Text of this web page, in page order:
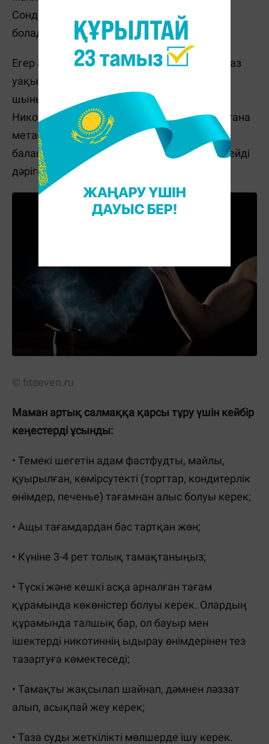
Сондықтан адам тәттілерге көбірек құмар
болады.
Егер артық салмақ қосқыңыз келмесе, біраз
уақыт тамақтан бас тартуға және дене
шынықтырумен айналысуға тура келеді.
Никотиннен екі жыл бас тартқаннан кейін ғана
метаболизм жылдамдығы мен дофамин
балансы бастапқы деңгейіне оралады", - дейді
дәрігер Евгения Манушина.
© fitseven.ru
Маман артық салмаққа қарсы тұру үшін кейбір
кеңестерді ұсынды:
• Темекі шегетін адам фастфудты, майлы,
қуырылған, көмірсутекті (торттар, кондитерлік
өнімдер, печенье) тағамнан алыс болуы керек;
• Ащы тағамдардан бас тартқан жөн;
• Күніне 3-4 рет толық тамақтаныңыз;
• Түскі және кешкі асқа арналған тағам
құрамында көкөністер болуы керек. Олардың
құрамында талшық бар, ол бауыр мен
ішектерді никотиннің ыдырау өнімдерінен тез
тазартуға көмектеседі;
• Тамақты жақсылап шайнап, дәмнен ләззат
алып, асықпай жеу керек;
• Таза суды жеткілікті мөлшерде ішу керек.